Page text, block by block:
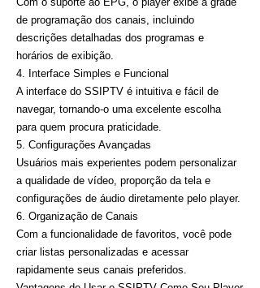
de programação dos canais, incluindo
descrições detalhadas dos programas e
horários de exibição.
4. Interface Simples e Funcional
A interface do SSIPTV é intuitiva e fácil de
navegar, tornando-o uma excelente escolha
para quem procura praticidade.
5. Configurações Avançadas
Usuários mais experientes podem personalizar
a qualidade de vídeo, proporção da tela e
configurações de áudio diretamente pelo player.
6. Organização de Canais
Com a funcionalidade de favoritos, você pode
criar listas personalizadas e acessar
rapidamente seus canais preferidos.